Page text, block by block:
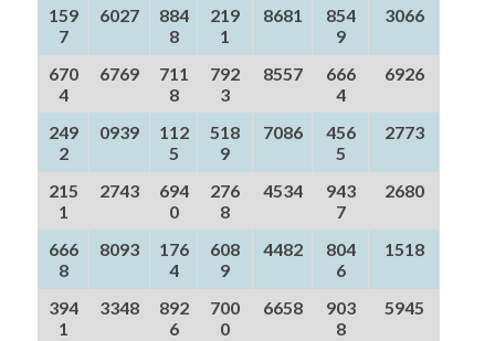
159
7
6027
884
8
219
1
8681
854
9
3066
670
4
6769
711
8
792
3
8557
666
4
6926
249
2
0939
112
5
518
9
7086
456
5
2773
215
1
2743
694
0
276
8
4534
943
7
2680
666
8
8093
176
4
608
9
4482
804
6
1518
394
1
3348
892
6
700
0
6658
903
8
5945